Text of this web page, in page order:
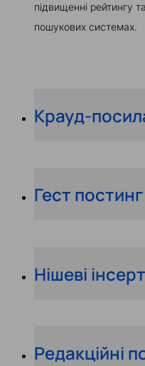
підвищенні рейтингу
пошукових системах.
Крауд-
Гест
Нішеві
Редакційні